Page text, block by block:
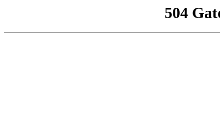
504